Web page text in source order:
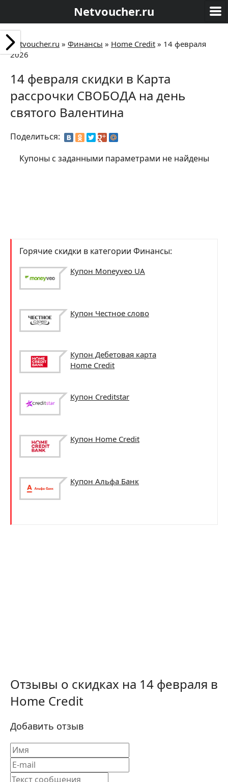
Netvoucher.ru
Netvoucher.ru » Финансы » Home Credit » 14 февраля
2026
14 февраля скидки в Карта
рассрочки СВОБОДА на день
святого Валентина
Поделиться:
Купоны с заданными параметрами не найдены
Горячие скидки в категории Финансы:
Купон Moneyveo UA
Купон Честное слово
Купон Дебетовая карта
Home Credit
Купон Сreditstar
Купон Home Credit
Купон Альфа Банк
Отзывы о скидках на 14 февраля в
Home Credit
Добавить отзыв